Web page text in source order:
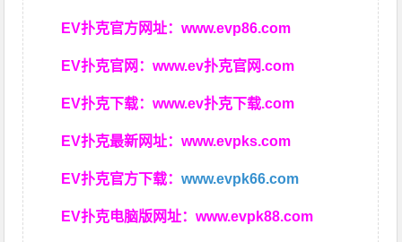
EV扑克官方网址：www.evp86.com
EV扑克官网：www.ev扑克官网.com
EV扑克下载：www.ev扑克下载.com
EV扑克最新网址：www.evpks.com
EV扑克官方下载：www.evpk66.com
EV扑克电脑版网址：www.evpk88.com